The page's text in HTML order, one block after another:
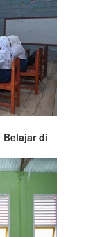
di